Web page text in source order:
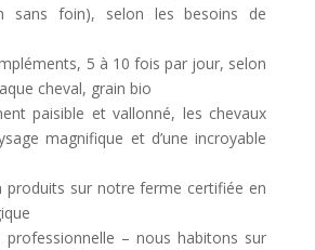
sans foin), selon les besoins de
5 à 10 fois par jour, selon
cheval, grain bio
paisible et vallonné, les chevaux
magnifique et d’une incroyable
sur notre ferme certifiée en
– nous habitons sur